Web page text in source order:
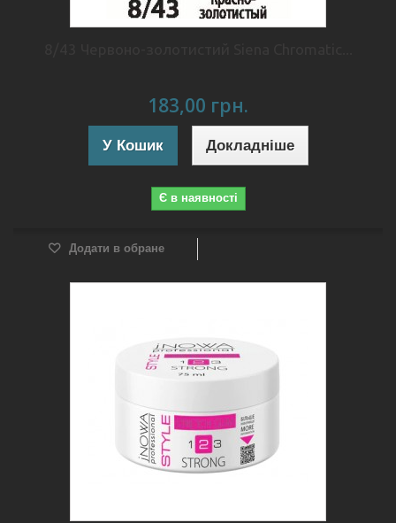
183,00 грн.
У Кошик Докладніше
Є в наявності
Додати в обране